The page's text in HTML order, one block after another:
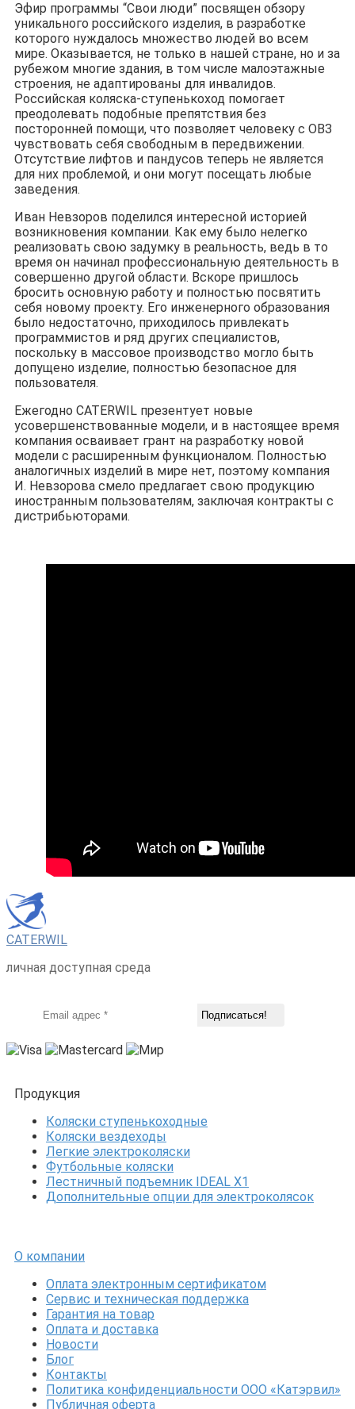
Эфир программы “Свои люди” посвящен обзору
уникального российского изделия, в разработке
которого нуждалось множество людей во всем
мире. Оказывается, не только в нашей стране, но и за
рубежом многие здания, в том числе малоэтажные
строения, не адаптированы для инвалидов.
Российская коляска-ступенькоход помогает
преодолевать подобные препятствия без
посторонней помощи, что позволяет человеку с ОВЗ
чувствовать себя свободным в передвижении.
Отсутствие лифтов и пандусов теперь не является
для них проблемой, и они могут посещать любые
заведения.
Иван Невзоров поделился интересной историей
возникновения компании. Как ему было нелегко
реализовать свою задумку в реальность, ведь в то
время он начинал профессиональную деятельность в
совершенно другой области. Вскоре пришлось
бросить основную работу и полностью посвятить
себя новому проекту. Его инженерного образования
было недостаточно, приходилось привлекать
программистов и ряд других специалистов,
поскольку в массовое производство могло быть
допущено изделие, полностью безопасное для
пользователя.
Ежегодно CATERWIL презентует новые
усовершенствованные модели, и в настоящее время
компания осваивает грант на разработку новой
модели с расширенным функционалом. Полностью
аналогичных изделий в мире нет, поэтому компания
И. Невзорова смело предлагает свою продукцию
иностранным пользователям, заключая контракты с
дистрибьюторами.
CATERWIL
личная доступная среда
Продукция
Коляски ступенькоходные
Коляски вездеходы
Легкие электроколяски
Футбольные коляски
Лестничный подъемник IDEAL X1
Дополнительные опции для электроколясок
О компании
Оплата электронным сертификатом
Сервис и техническая поддержка
Гарантия на товар
Оплата и доставка
Новости
Блог
Контакты
Политика конфиденциальности ООО «Катэрвил»
Публичная оферта